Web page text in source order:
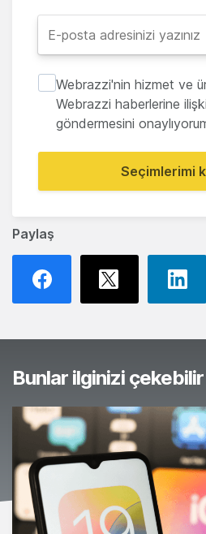
Paylaş
Webrazzi'nin hizmet ve
Webrazzi haberlerine
göndermesini
Seçimlerimi
Bunlar ilginizi çekebilir